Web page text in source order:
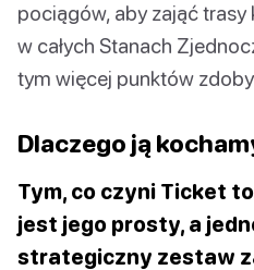
pociągów, aby zająć trasy
w całych Stanach
tym więcej punktów
Dlaczego ją
Tym, co czyni Ticket
jest jego prosty, a
strategiczny zestaw